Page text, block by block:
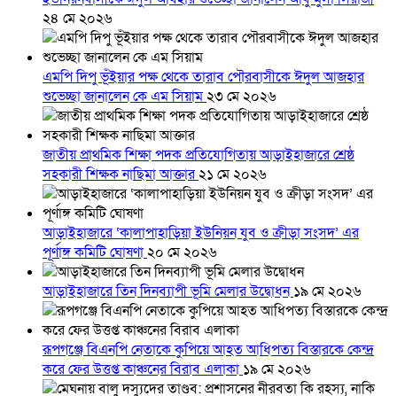
২৪ মে ২০২৬
এমপি দিপু ভূঁইয়ার পক্ষ থেকে তারাব পৌরবাসীকে ঈদুল আজহার
শুভেচ্ছা জানালেন কে এম সিয়াম২৩ মে ২০২৬
জাতীয় প্রাথমিক শিক্ষা পদক প্রতিযোগিতায় আড়াইহাজারে শ্রেষ্ঠ
সহকারী শিক্ষক নাছিমা আক্তার২১ মে ২০২৬
আড়াইহাজারে ‘কালাপাহাড়িয়া ইউনিয়ন যুব ও ক্রীড়া সংসদ’ এর
পূর্ণাঙ্গ কমিটি ঘোষণা২০ মে ২০২৬
আড়াইহাজারে তিন দিনব্যাপী ভূমি মেলার উদ্বোধন১৯ মে ২০২৬
রূপগঞ্জে বিএনপি নেতাকে কুপিয়ে আহত আধিপত্য বিস্তারকে কেন্দ্র
করে ফের উত্তপ্ত কাঞ্চনের বিরাব এলাকা ১৯ মে ২০২৬